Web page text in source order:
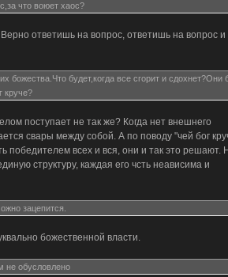
что воюет хаос?
ответишь на вопрос, ответишь на вопрос и
божества.Что будет,когда все сгорит и сдохнет?Они
круче?
поступает не так же? Когда нет внешнего
свары между собой. А по поводу "чей бог
победителем всех и вся, они и так это решают.
структуру, каждая его чсть неависима и
зацепится.
божественной власти.
не обусловлено